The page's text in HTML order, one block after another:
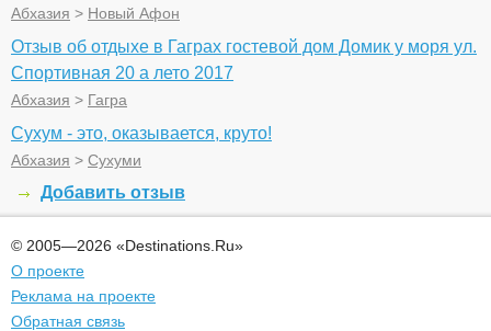
Абхазия > Новый Афон
Отзыв об отдыхе в Гаграх гостевой дом Домик у моря ул.
Спортивная 20 а лето 2017
Абхазия > Гагра
Сухум - это, оказывается, круто!
Абхазия > Сухуми
Добавить отзыв
© 2005—2026 «Destinations.Ru»
О проекте
Реклама на проекте
Обратная связь